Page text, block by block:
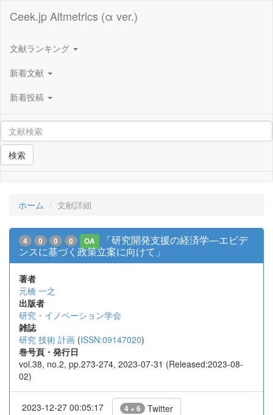
Ceek.jp Altmetrics (α ver.)
文献ランキング
新着文献
新着投稿
検索
ホーム 文献詳細
4 0 0 0 OA
「研究開発支援の経済学―エビデ
ンスに基づく政策立案に向けて」
著者
元橋 一之
出版者
研究・イノベーション学会
雑誌
研究 技術 計画 (ISSN:09147020)
巻号頁・発行日
vol.38, no.2, pp.273-274, 2023-07-31 (Released:2023-08-
02)
2023-12-27 00:05:17 4 + 6 Twitter